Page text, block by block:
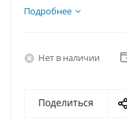
Видеокарта RTX
Подробнее
Нет в наличии
Поделиться